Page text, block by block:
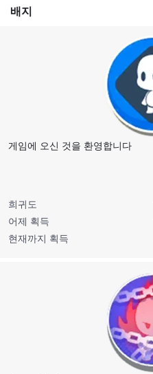
배지
게임에 오신 것을 환영합니다
희귀도
어제 획득
현재까지 획득